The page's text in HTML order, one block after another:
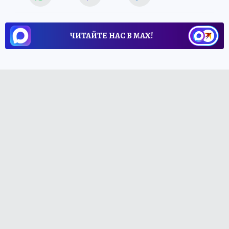
ЧИТАЙТЕ НАС В МАХ!